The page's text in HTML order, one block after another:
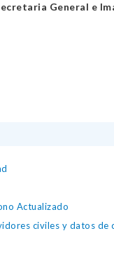
General e
Actualizado
civiles y datos de